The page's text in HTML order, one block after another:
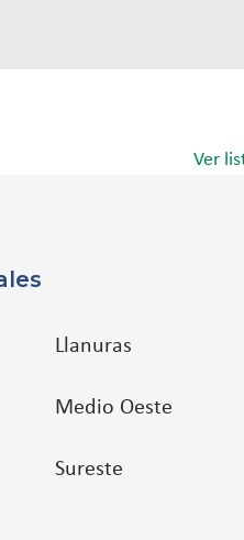
Ver
Llanuras
Medio Oeste
Sureste